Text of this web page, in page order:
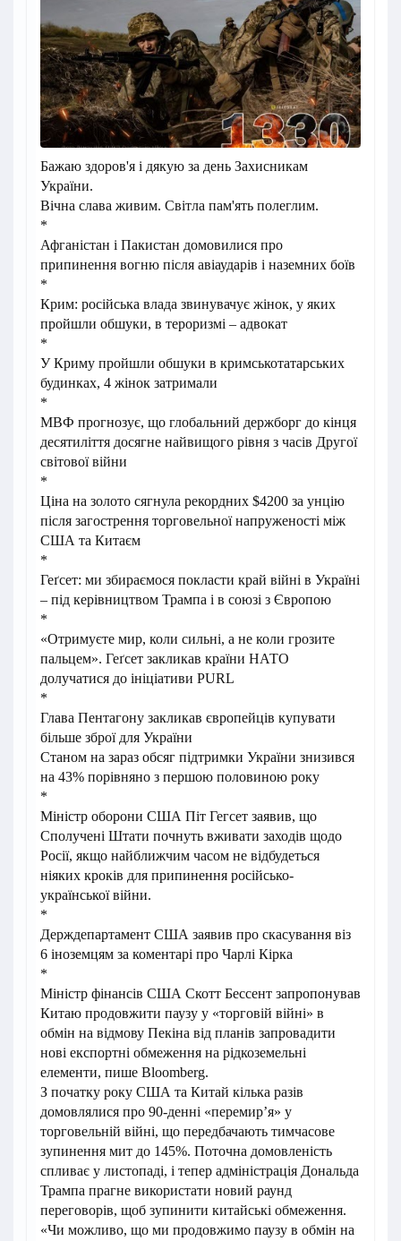
Бажаю здоров'я і дякую за день Захисникам
України.
Вічна слава живим. Світла пам'ять полеглим.
*
Афганістан і Пакистан домовилися про
припинення вогню після авіаударів і наземних боїв
*
Крим: російська влада звинувачує жінок, у яких
пройшли обшуки, в тероризмі – адвокат
*
У Криму пройшли обшуки в кримськотатарських
будинках, 4 жінок затримали
*
МВФ прогнозує, що глобальний держборг до кінця
десятиліття досягне найвищого рівня з часів Другої
світової війни
*
Ціна на золото сягнула рекордних $4200 за унцію
після загострення торговельної напруженості між
США та Китаєм
*
Геґсет: ми збираємося покласти край війні в Україні
– під керівництвом Трампа і в союзі з Європою
*
«Отримуєте мир, коли сильні, а не коли грозите
пальцем». Геґсет закликав країни НАТО
долучатися до ініціативи PURL
*
Глава Пентагону закликав європейців купувати
більше зброї для України
Станом на зараз обсяг підтримки України знизився
на 43% порівняно з першою половиною року
*
Міністр оборони США Піт Гегсет заявив, що
Сполучені Штати почнуть вживати заходів щодо
Росії, якщо найближчим часом не відбудеться
ніяких кроків для припинення російсько-
української війни.
*
Держдепартамент США заявив про скасування віз
6 іноземцям за коментарі про Чарлі Кірка
*
Міністр фінансів США Скотт Бессент запропонував
Китаю продовжити паузу у «торговій війні» в
обмін на відмову Пекіна від планів запровадити
нові експортні обмеження на рідкоземельні
елементи, пише Bloomberg.
З початку року США та Китай кілька разів
домовлялися про 90-денні «перемир’я» у
торговельній війні, що передбачають тимчасове
зупинення мит до 145%. Поточна домовленість
спливає у листопаді, і тепер адміністрація Дональда
Трампа прагне використати новий раунд
переговорів, щоб зупинити китайські обмеження.
«Чи можливо, що ми продовжимо паузу в обмін на